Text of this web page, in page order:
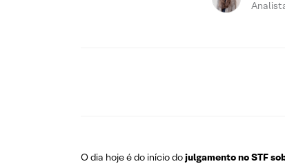
O dia hoje é do início dojulgamento no STF